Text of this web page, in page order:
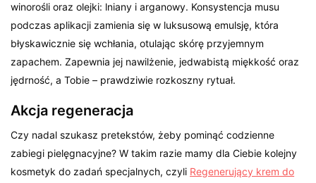
winorośli oraz olejki: lniany i arganowy. Konsystencja musu
podczas aplikacji zamienia się w luksusową emulsję, która
błyskawicznie się wchłania, otulając skórę przyjemnym
zapachem. Zapewnia jej nawilżenie, jedwabistą miękkość oraz
jędrność, a Tobie – prawdziwie rozkoszny rytuał.
Akcja regeneracja
Czy nadal szukasz pretekstów, żeby pominąć codzienne
zabiegi pielęgnacyjne? W takim razie mamy dla Ciebie kolejny
kosmetyk do zadań specjalnych, czyli Regenerujący krem do